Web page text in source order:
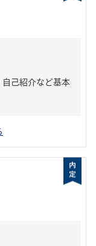
自己紹介など基本